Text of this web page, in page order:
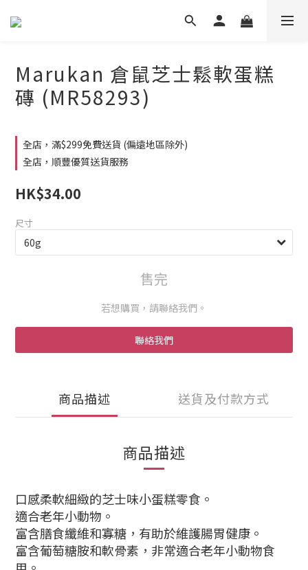
Marukan 倉鼠芝士鬆軟蛋糕
磚 (MR58293)
全店，滿$299免費送貨 (偏遠地區除外)
全店，順豐優質送貨服務
HK$34.00
尺寸
售完
若想購買，請聯絡我們。
聯絡我們
商品描述 送貨及付款方式
商品描述
口感柔軟細緻的芝士味小蛋糕零食。
適合老年小動物。
富含膳食纖維和寡糖，有助於維護腸胃健康。
富含葡萄糖胺和軟骨素，非常適合老年小動物食